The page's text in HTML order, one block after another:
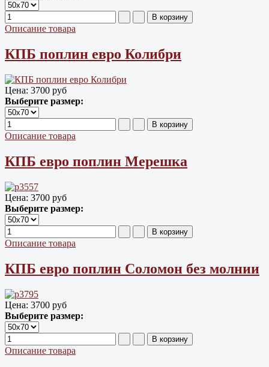
Описание товара
КПБ поплин евро Колибри
Цена: 3700 руб
Выберите размер:
Описание товара
КПБ евро поплин Мерешка
Цена: 3700 руб
Выберите размер:
Описание товара
КПБ евро поплин Соломон без молнии
Цена: 3700 руб
Выберите размер:
Описание товара